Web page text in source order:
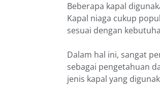
Beberapa kapal
Kapal niaga cukup
sesuai dengan
Dalam hal ini, sangat
sebagai pengetahuan
jenis kapal yang